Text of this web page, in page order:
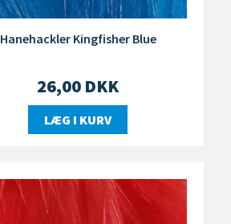
Hanehackler Kingfisher Blue
26,00 DKK
LÆG I KURV